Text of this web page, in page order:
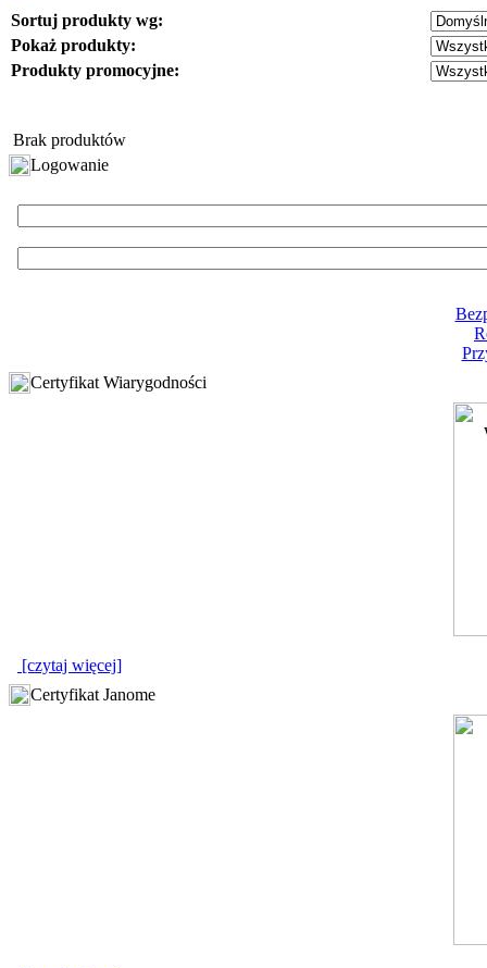
Sortuj produkty wg:
Pokaż produkty:
Produkty promocyjne:
Brak produktów
Logowanie
Certyfikat Wiarygodności
[czytaj więcej]
Certyfikat Janome